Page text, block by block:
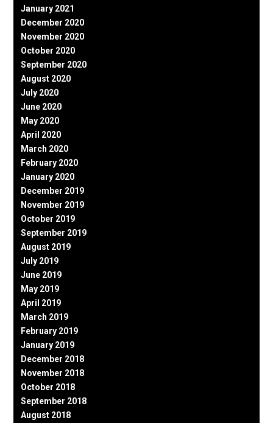
January 2021
December 2020
November 2020
October 2020
September 2020
August 2020
July 2020
June 2020
May 2020
April 2020
March 2020
February 2020
January 2020
December 2019
November 2019
October 2019
September 2019
August 2019
July 2019
June 2019
May 2019
April 2019
March 2019
February 2019
January 2019
December 2018
November 2018
October 2018
September 2018
August 2018